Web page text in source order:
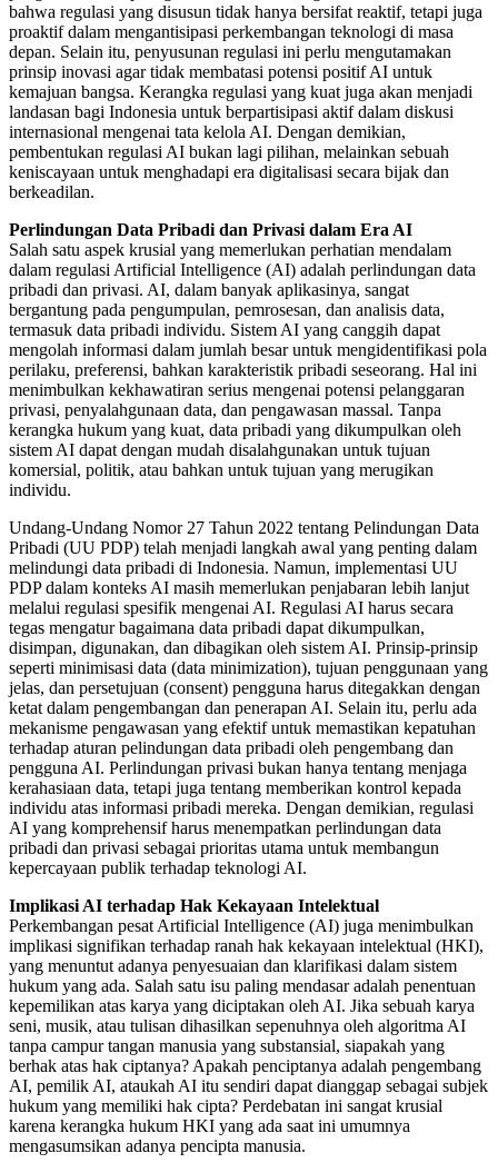
bahwa regulasi yang disusun tidak hanya bersifat reaktif, tetapi juga
proaktif dalam mengantisipasi perkembangan teknologi di masa
depan. Selain itu, penyusunan regulasi ini perlu mengutamakan
prinsip inovasi agar tidak membatasi potensi positif AI untuk
kemajuan bangsa. Kerangka regulasi yang kuat juga akan menjadi
landasan bagi Indonesia untuk berpartisipasi aktif dalam diskusi
internasional mengenai tata kelola AI. Dengan demikian,
pembentukan regulasi AI bukan lagi pilihan, melainkan sebuah
keniscayaan untuk menghadapi era digitalisasi secara bijak dan
berkeadilan.
Perlindungan Data Pribadi dan Privasi dalam Era AI
Salah satu aspek krusial yang memerlukan perhatian mendalam
dalam regulasi Artificial Intelligence (AI) adalah perlindungan data
pribadi dan privasi. AI, dalam banyak aplikasinya, sangat
bergantung pada pengumpulan, pemrosesan, dan analisis data,
termasuk data pribadi individu. Sistem AI yang canggih dapat
mengolah informasi dalam jumlah besar untuk mengidentifikasi pola
perilaku, preferensi, bahkan karakteristik pribadi seseorang. Hal ini
menimbulkan kekhawatiran serius mengenai potensi pelanggaran
privasi, penyalahgunaan data, dan pengawasan massal. Tanpa
kerangka hukum yang kuat, data pribadi yang dikumpulkan oleh
sistem AI dapat dengan mudah disalahgunakan untuk tujuan
komersial, politik, atau bahkan untuk tujuan yang merugikan
individu.
Undang-Undang Nomor 27 Tahun 2022 tentang Pelindungan Data
Pribadi (UU PDP) telah menjadi langkah awal yang penting dalam
melindungi data pribadi di Indonesia. Namun, implementasi UU
PDP dalam konteks AI masih memerlukan penjabaran lebih lanjut
melalui regulasi spesifik mengenai AI. Regulasi AI harus secara
tegas mengatur bagaimana data pribadi dapat dikumpulkan,
disimpan, digunakan, dan dibagikan oleh sistem AI. Prinsip-prinsip
seperti minimisasi data (data minimization), tujuan penggunaan yang
jelas, dan persetujuan (consent) pengguna harus ditegakkan dengan
ketat dalam pengembangan dan penerapan AI. Selain itu, perlu ada
mekanisme pengawasan yang efektif untuk memastikan kepatuhan
terhadap aturan pelindungan data pribadi oleh pengembang dan
pengguna AI. Perlindungan privasi bukan hanya tentang menjaga
kerahasiaan data, tetapi juga tentang memberikan kontrol kepada
individu atas informasi pribadi mereka. Dengan demikian, regulasi
AI yang komprehensif harus menempatkan perlindungan data
pribadi dan privasi sebagai prioritas utama untuk membangun
kepercayaan publik terhadap teknologi AI.
Implikasi AI terhadap Hak Kekayaan Intelektual
Perkembangan pesat Artificial Intelligence (AI) juga menimbulkan
implikasi signifikan terhadap ranah hak kekayaan intelektual (HKI),
yang menuntut adanya penyesuaian dan klarifikasi dalam sistem
hukum yang ada. Salah satu isu paling mendasar adalah penentuan
kepemilikan atas karya yang diciptakan oleh AI. Jika sebuah karya
seni, musik, atau tulisan dihasilkan sepenuhnya oleh algoritma AI
tanpa campur tangan manusia yang substansial, siapakah yang
berhak atas hak ciptanya? Apakah penciptanya adalah pengembang
AI, pemilik AI, ataukah AI itu sendiri dapat dianggap sebagai subjek
hukum yang memiliki hak cipta? Perdebatan ini sangat krusial
karena kerangka hukum HKI yang ada saat ini umumnya
mengasumsikan adanya pencipta manusia.